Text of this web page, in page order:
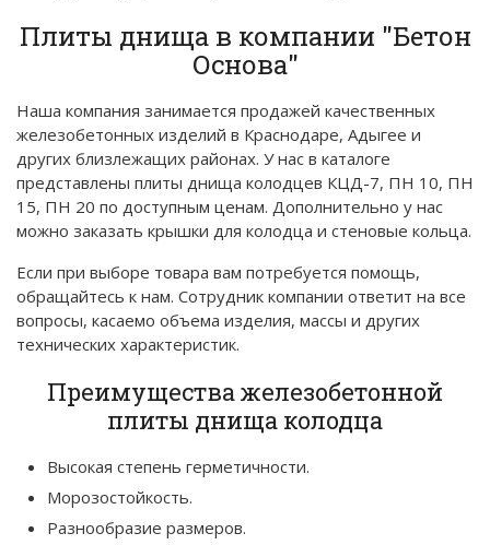
Плиты днища в компании "Бетон
Основа"
Наша компания занимается продажей качественных
железобетонных изделий в Краснодаре, Адыгее и
других близлежащих районах. У нас в каталоге
представлены плиты днища колодцев КЦД-7, ПН 10, ПН
15, ПН 20 по доступным ценам. Дополнительно у нас
можно заказать крышки для колодца и стеновые кольца.
Если при выборе товара вам потребуется помощь,
обращайтесь к нам. Сотрудник компании ответит на все
вопросы, касаемо объема изделия, массы и других
технических характеристик.
Преимущества железобетонной
плиты днища колодца
Высокая степень герметичности.
Морозостойкость.
Разнообразие размеров.